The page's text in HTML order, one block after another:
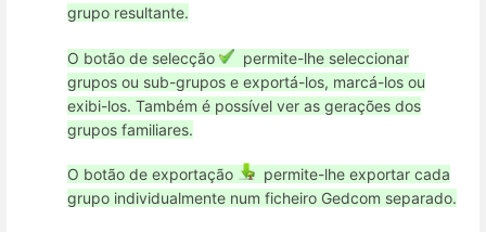
grupo resultante.
O botão de selecção
permite-lhe seleccionar
grupos ou sub-grupos e exportá-los, marcá-los ou
exibi-los. Também é possível ver as gerações dos
grupos familiares.
O botão de exportação
permite-lhe exportar cada
grupo individualmente num ficheiro Gedcom separado.